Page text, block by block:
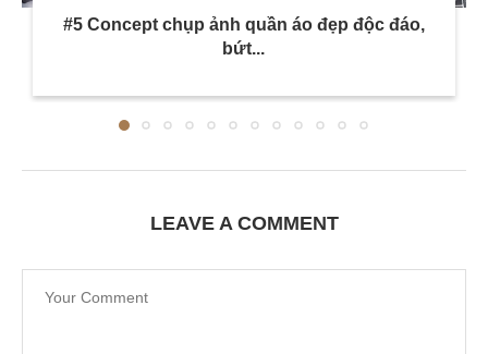
#5 Concept chụp ảnh quần áo đẹp độc đáo,
bứt...
LEAVE A COMMENT